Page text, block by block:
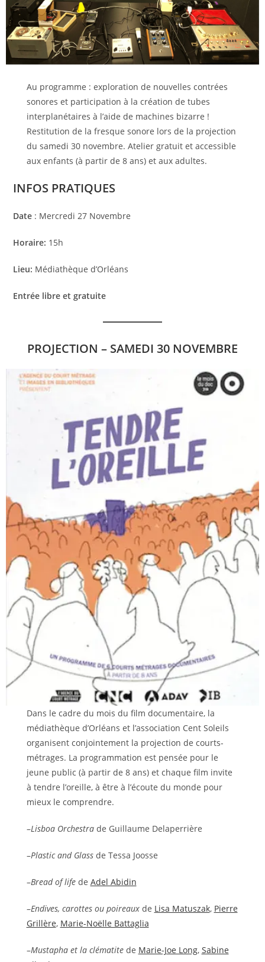
Au programme : exploration de nouvelles contrées
sonores et participation à la création de tubes
interplanétaires à l’aide de machines bizarre !
Restitution de la fresque sonore lors de la projection
du samedi 30 novembre. Atelier gratuit et accessible
aux enfants (à partir de 8 ans) et aux adultes.
INFOS PRATIQUES
Date : Mercredi 27 Novembre
Horaire: 15h
Lieu: Médiathèque d’Orléans
Entrée libre et gratuite
PROJECTION – SAMEDI 30 NOVEMBRE
Dans le cadre du mois du film documentaire, la
médiathèque d’Orléans et l’association Cent Soleils
organisent conjointement la projection de courts-
métrages. La programmation est pensée pour le
jeune public (à partir de 8 ans) et chaque film invite
à tendre l’oreille, à être à l’écoute du monde pour
mieux le comprendre.
–Lisboa Orchestrade Guillaume Delaperrière
–Plastic and Glass de Tessa Joosse
–Bread of lifede Adel Abidin
–Endives, carottes ou poireaux de Lisa Matuszak, Pierre
Grillère, Marie-Noëlle Battaglia
–Mustapha et la clématite de Marie-Joe Long, Sabine